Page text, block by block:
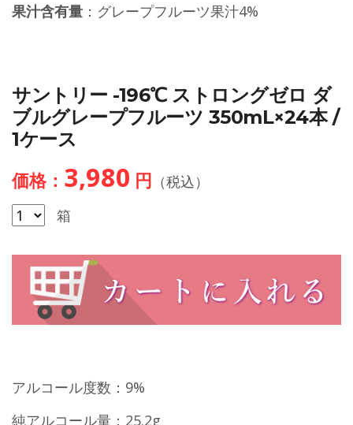
果汁含有量 ：グレープフルーツ果汁4%
サントリー -196℃ ストロングゼロ ダ
ブルグレープフルーツ 350mL×24本 /
1ケース
価格： 3,980 円 （税込）
箱
アルコール度数：9%
純アルコール量：25.2g